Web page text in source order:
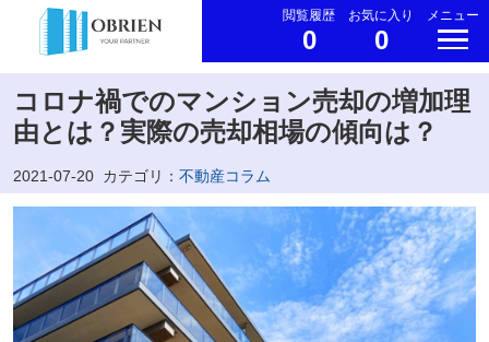
閲覧履歴
0
お気に入り
0
メニュー
コロナ禍でのマンション売却の増加理
由とは？実際の売却相場の傾向は？
2021-07-20 カテゴリ： 不動産コラム